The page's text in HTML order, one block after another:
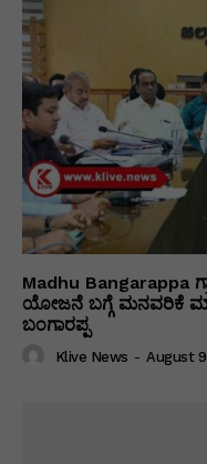
Madhu Bangarappa
ಯೋಜನೆ ಬಗ್ಗೆ ಮನವರಿಕೆ
ಬಂಗಾರಪ್ಪ
Klive News - August